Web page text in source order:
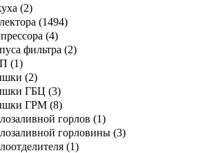
(2)
(1494)
(4)
фильтра (2)
(1)
(2)
ГБЦ (3)
ГРМ (8)
горлов (1)
горловины (3)
(1)